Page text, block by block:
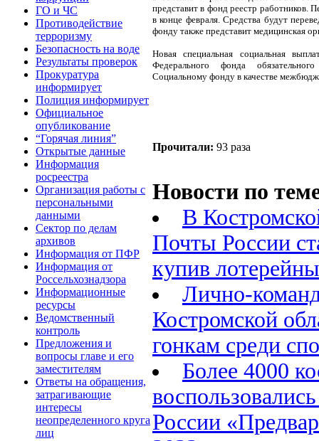
ГО и ЧС
Противодействие
терроризму
Безопасность на воде
Результаты проверок
Прокуратура
информирует
Полиция информирует
Официальное
опубликование
“Горячая линия”
Открытые данные
Информация
росреестра
Организация работы с
персональными
данными
Сектор по делам
архивов
Информация от ПФР
Информация от
Россельхознадзора
Информационные
ресурсы
Ведомственный
контроль
Предложения и
вопросы главе и его
заместителям
Ответы на обращения,
затрагивающие
интересы
неопределенного круга
лиц
представит в фонд реестр работников.
в конце февраля. Средства будут
фонду также представит медицинская
Новая специальная социальная
Федерального фонда
Социальному фонду в качестве
Прочитали: 93 раза
Новости по
В
Почты России
купив
Лично-
Костромской
гонкам среди
Более 4000
России